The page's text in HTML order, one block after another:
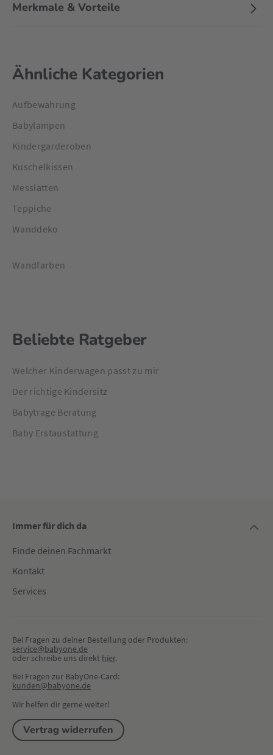
Merkmale & Vorteile
Ähnliche Kategorien
Aufbewahrung
Babylampen
Kindergarderoben
Kuschelkissen
Messlatten
Teppiche
Wanddeko
Wandfarben
Beliebte Ratgeber
Welcher Kinderwagen passt zu mir
Der richtige Kindersitz
Babytrage Beratung
Baby Erstaustattung
Immer für dich da
Finde deinen Fachmarkt
Kontakt
Services
Bei Fragen zu deiner Bestellung oder Produkten:
service@babyone.de
oder schreibe uns direkt hier.
Bei Fragen zur BabyOne-Card:
kunden@babyone.de
Wir helfen dir gerne weiter!
Vertrag widerrufen